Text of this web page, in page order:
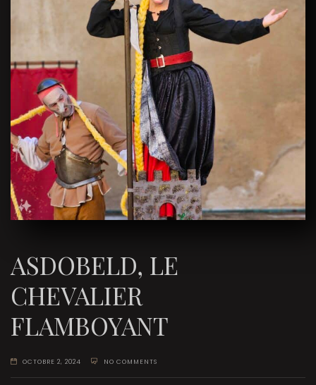
ASDOBELD, LE
CHEVALIER
FLAMBOYANT
OCTOBRE 2, 2024 NO COMMENTS